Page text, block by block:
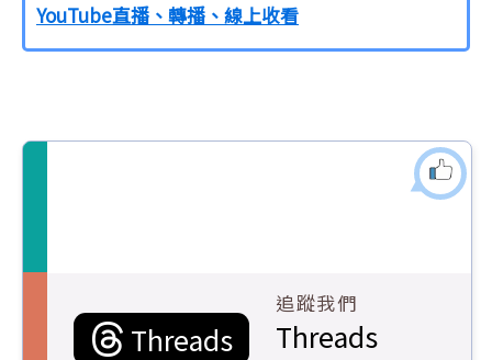
YouTube直播、轉播、線上收看
Threads
追蹤我們
Threads